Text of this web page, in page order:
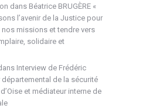
dans Béatrice BRUGÈRE «
l’avenir de la Justice pour
nos missions et tendre vers
solidaire et
Interview de Frédéric
départemental de la sécurité
et médiateur interne de